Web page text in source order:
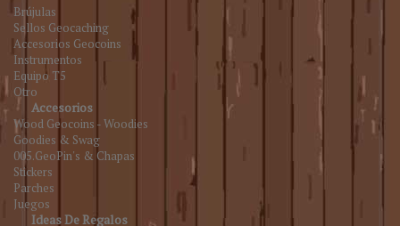
Brújulas
Sellos Geocaching
Accesorios Geocoins
Instrumentos
Equipo T5
Otro
Accesorios
Wood Geocoins - Woodies
Goodies & Swag
005.GeoPin's & Chapas
Stickers
Parches
Juegos
Ideas De Regalos